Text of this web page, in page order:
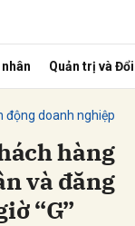
Quản trị và
động doanh nghiệp
hàng
và đăng
“G”